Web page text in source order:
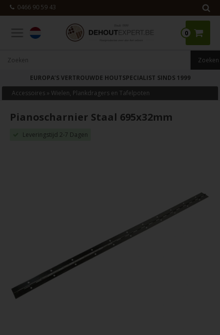
0466 90 59 43
0
EUROPA’S VERTROUWDE HOUTSPECIALIST SINDS 1999
Accessoires »Wielen, Plankdragers en Tafelpoten
Pianoscharnier Staal 695x32mm
Leveringstijd 2-7 Dagen